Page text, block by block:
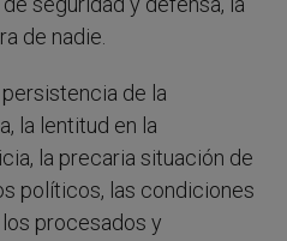
de nadie.
de la
la lentitud en la
la precaria situación de
políticos, las condiciones
procesados y